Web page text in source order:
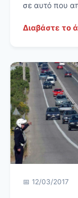
σε αυτό που
Διαβάστε το
📅 12/03/2017